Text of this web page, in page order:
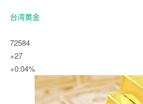
台湾黄金
72584
+27
+0.04%